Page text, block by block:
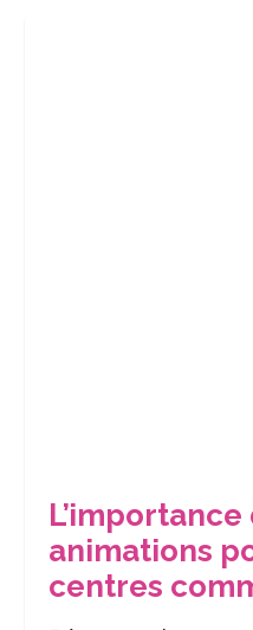
L’importance
animations
centres